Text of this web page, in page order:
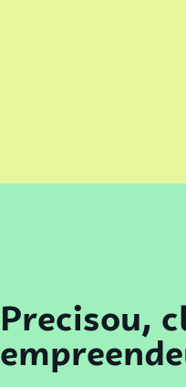
Precisou,